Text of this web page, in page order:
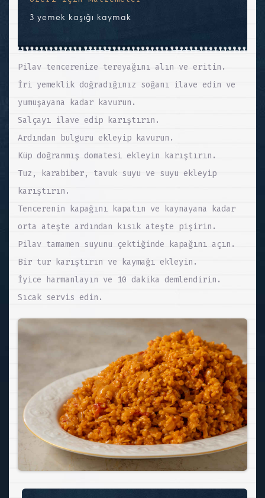
3 yemek kaşığı kaymak
Pilav tencerenize tereyağını alın ve eritin.
İri yemeklik doğradığınız soğanı ilave edin ve
yumuşayana kadar kavurun.
Salçayı ilave edip karıştırın.
Ardından bulguru ekleyip kavurun.
Küp doğranmış domatesi ekleyin karıştırın.
Tuz, karabiber, tavuk suyu ve suyu ekleyip
karıştırın.
Tencerenin kapağını kapatın ve kaynayana kadar
orta ateşte ardından kısık ateşte pişirin.
Pilav tamamen suyunu çektiğinde kapağını açın.
Bir tur karıştırın ve kaymağı ekleyin.
İyice harmanlayın ve 10 dakika demlendirin.
Sıcak servis edin.